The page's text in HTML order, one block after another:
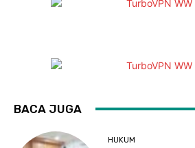
BACA JUGA
HUKUM